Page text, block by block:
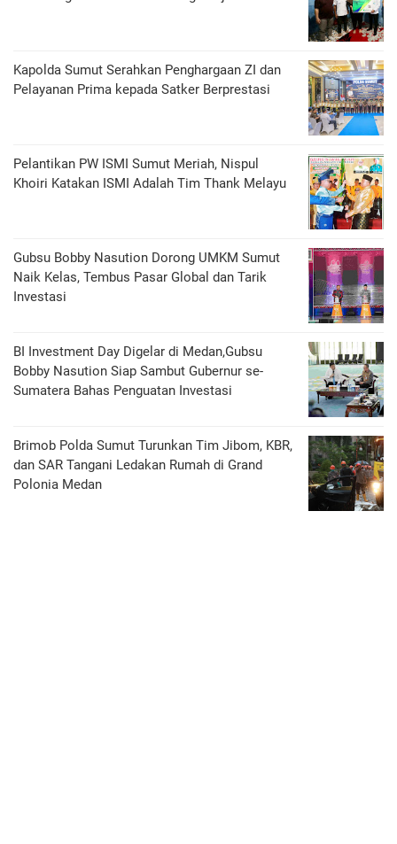
Kapolda Sumut Serahkan Penghargaan ZI dan
Pelayanan Prima kepada Satker Berprestasi
Pelantikan PW ISMI Sumut Meriah, Nispul
Khoiri Katakan ISMI Adalah Tim Thank Melayu
Gubsu Bobby Nasution Dorong UMKM Sumut
Naik Kelas, Tembus Pasar Global dan Tarik
Investasi
BI Investment Day Digelar di Medan,Gubsu
Bobby Nasution Siap Sambut Gubernur se-
Sumatera Bahas Penguatan Investasi
Brimob Polda Sumut Turunkan Tim Jibom, KBR,
dan SAR Tangani Ledakan Rumah di Grand
Polonia Medan